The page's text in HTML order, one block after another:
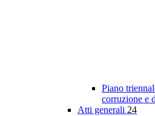
Piano
corruzione e
Atti generali 24